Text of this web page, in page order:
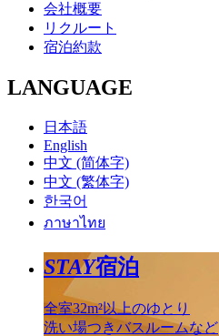
会社概要
リクルート
宿泊約款
LANGUAGE
日本語
English
中文 (简体字)
中文 (繁体字)
한국어
ภาษาไทย
STAY宿泊
全室32m²以上のゆとり
洗い場つきバスルームなど